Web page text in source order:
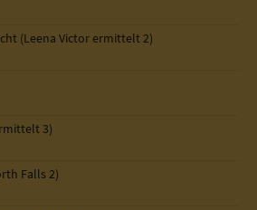
(Leena Victor ermittelt 2)
3)
Falls 2)